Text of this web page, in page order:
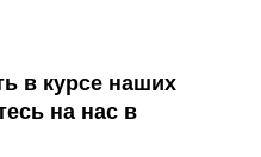
в курсе наших
на нас в